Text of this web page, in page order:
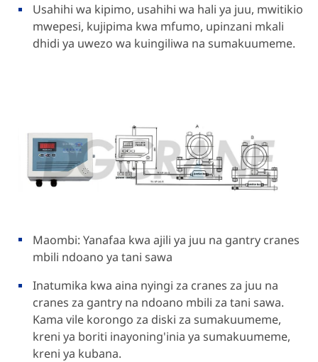
Usahihi wa kipimo, usahihi wa hali ya juu, mwitikio
mwepesi, kujipima kwa mfumo, upinzani mkali
dhidi ya uwezo wa kuingiliwa na sumakuumeme.
Maombi: Yanafaa kwa ajili ya juu na gantry cranes
mbili ndoano ya tani sawa
Inatumika kwa aina nyingi za cranes za juu na
cranes za gantry na ndoano mbili za tani sawa.
Kama vile korongo za diski za sumakuumeme,
kreni ya boriti inayoning'inia ya sumakuumeme,
kreni ya kubana.